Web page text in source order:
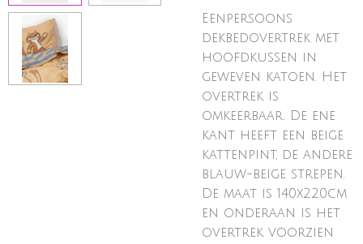
Eenpersoons
dekbedovertrek met
hoofdkussen in
geweven katoen. Het
overtrek is
omkeerbaar. De ene
kant heeft een beige
kattenpint, de andere
blauw-beige strepen.
De maat is 140x220cm
en onderaan is het
overtrek voorzien